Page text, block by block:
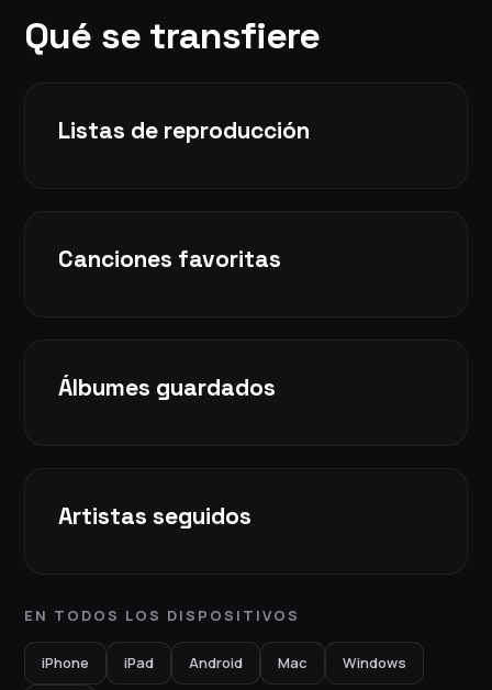
Qué se transfiere
Listas de reproducción
Canciones favoritas
Álbumes guardados
Artistas seguidos
EN TODOS LOS DISPOSITIVOS
iPhone iPad Android Mac Windows